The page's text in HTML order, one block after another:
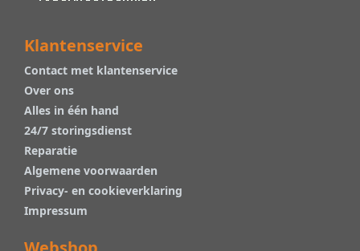
Klantenservice
Contact met klantenservice
Over ons
Alles in één hand
24/7 storingsdienst
Reparatie
Algemene voorwaarden
Privacy- en cookieverklaring
Impressum